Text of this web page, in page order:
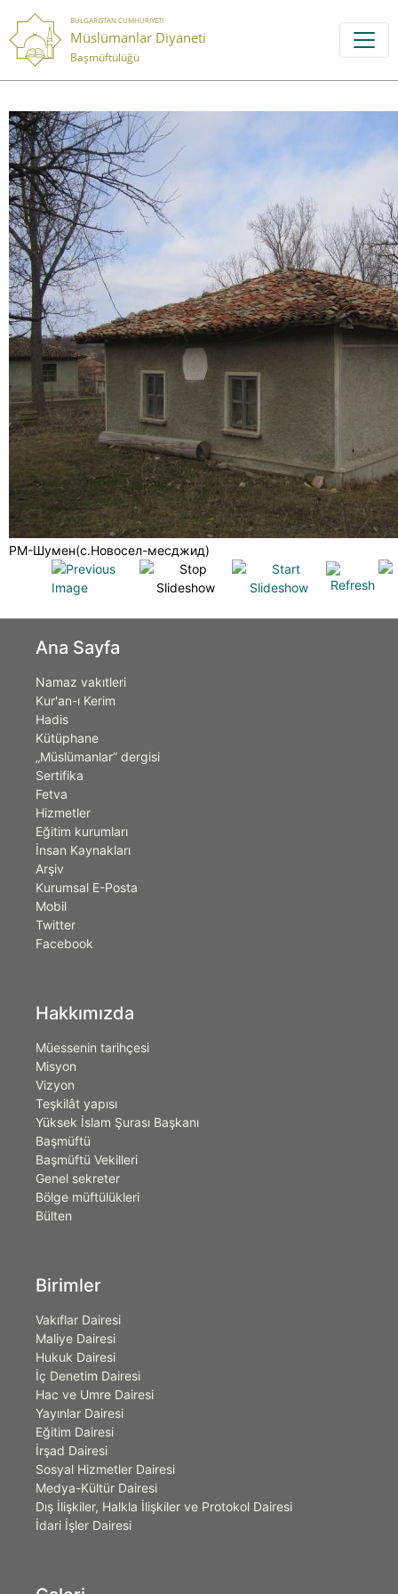
BULGARISTAN CUMHURIYETI
Müslümanlar Diyaneti
Başmüftülüğü
РМ-Шумен(с.Новосел-месджид)
Ana Sayfa
Namaz vakıtleri
Kur'an-ı Kerim
Hadis
Kütüphane
„Müslümanlar” dergisi
Sertifika
Fetva
Hizmetler
Eğitim kurumları
İnsan Kaynakları
Arşiv
Kurumsal E-Posta
Mobil
Twitter
Facebook
Hakkımızda
Müessenin tarihçesi
Misyon
Vizyon
Teşkilât yapısı
Yüksek İslam Şurası Başkanı
Başmüftü
Başmüftü Vekilleri
Genel sekreter
Bölge müftülükleri
Bülten
Birimler
Vakıflar Dairesi
Maliye Dairesi
Hukuk Dairesi
İç Denetim Dairesi
Hac ve Umre Dairesi
Yayınlar Dairesi
Eğitim Dairesi
İrşad Dairesi
Sosyal Hizmetler Dairesi
Medya-Kültür Dairesi
Dış İlişkiler, Halkla İlişkiler ve Protokol Dairesi
İdari İşler Dairesi